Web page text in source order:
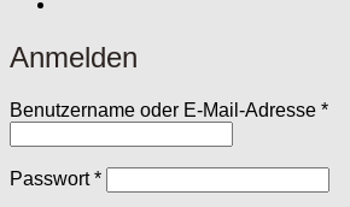
Anmelden
Benutzername oder E-Mail-Adresse *
Passwort*Erforderlich